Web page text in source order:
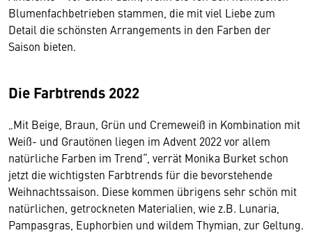
Blumenfachbetrieben stammen, die mit viel Liebe zum
Detail die schönsten Arrangements in den Farben der
Saison bieten.
Die Farbtrends 2022
„Mit Beige, Braun, Grün und Cremeweiß in Kombination mit
Weiß- und Grautönen liegen im Advent 2022 vor allem
natürliche Farben im Trend“, verrät Monika Burket schon
jetzt die wichtigsten Farbtrends für die bevorstehende
Weihnachtssaison. Diese kommen übrigens sehr schön mit
natürlichen, getrockneten Materialien, wie z.B. Lunaria,
Pampasgras, Euphorbien und wildem Thymian, zur Geltung.